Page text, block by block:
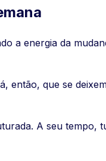
a energia da
então, que se
A seu tempo,